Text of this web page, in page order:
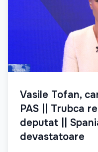
Vasile Tofan,
PAS || Trubca
deputat ||
devastatoare